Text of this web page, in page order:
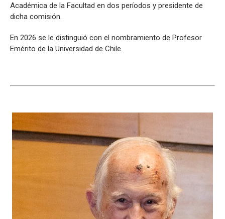
Académica de la Facultad en dos períodos y presidente de
dicha comisión.
En 2026 se le distinguió con el nombramiento de Profesor
Emérito de la Universidad de Chile.